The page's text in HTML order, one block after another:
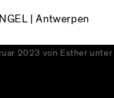
| Antwerpen
2023 von Esther unter